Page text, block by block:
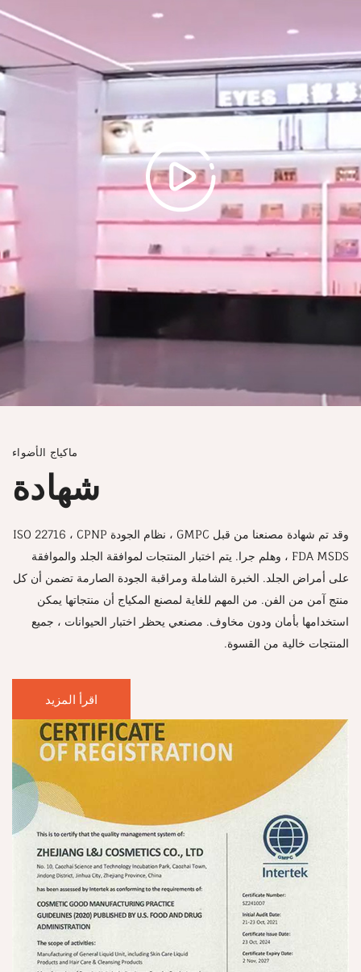
ماكياج الأضواء
شهادة
وقد تم شهادة مصنعنا من قبل GMPC ، نظام الجودة ISO 22716 ، CPNP
، FDA MSDS وهلم جرا. يتم اختبار المنتجات لموافقة الجلد والموافقة
على أمراض الجلد. الخبرة الشاملة ومراقبة الجودة الصارمة تضمن أن كل
منتج آمن من الفن. من المهم للغاية لمصنع المكياج أن منتجاتها يمكن
استخدامها بأمان ودون مخاوف. مصنعي يحظر اختبار الحيوانات ، جميع
المنتجات خالية من القسوة.
اقرأ المزيد